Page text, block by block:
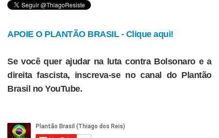
APOIE O PLANTÃO BRASIL - Clique aqui!
Se você quer ajudar na luta contra Bolsonaro e a
direita fascista, inscreva-se no canal do Plantão
Brasil no YouTube.